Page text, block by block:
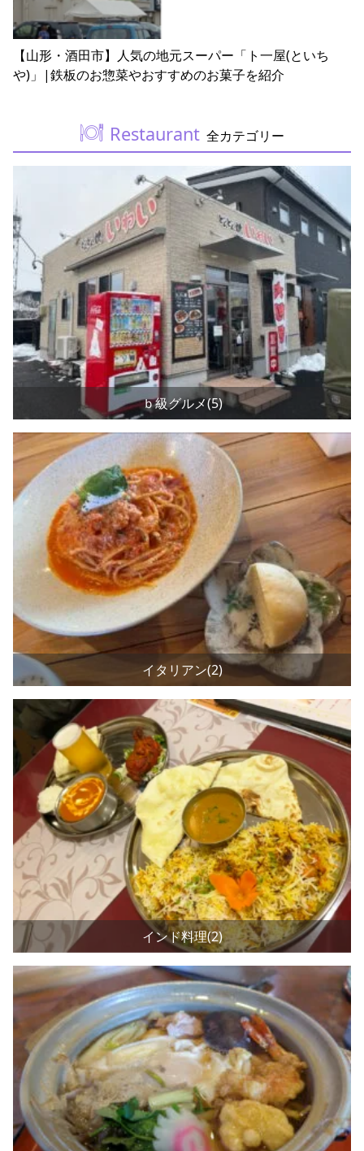
【山形・酒田市】人気の地元スーパー「ト一屋(といち
や)」|鉄板のお惣菜やおすすめのお菓子を紹介
Restaurant 全カテゴリー
ｂ級グルメ(5)
イタリアン(2)
インド料理(2)